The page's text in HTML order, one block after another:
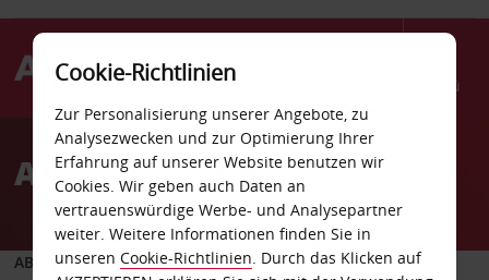
Menü
AvisAutovermietung Elko
ABHOLEN VON
Cookie-Richtlinien
Zur Personalisierung unserer Angebote, zu
Analysezwecken und zur Optimierung Ihrer
Erfahrung auf unserer Website benutzen wir
Cookies. Wir geben auch Daten an
vertrauenswürdige Werbe- und Analysepartner
weiter. Weitere Informationen finden Sie in
unseren Cookie-Richtlinien. Durch das Klicken auf